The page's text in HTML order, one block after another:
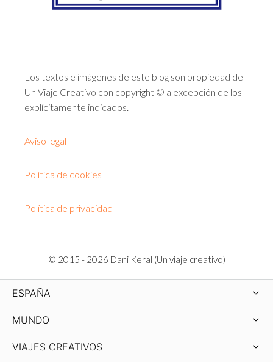
Los textos e imágenes de este blog son propiedad de
Un Viaje Creativo con copyright © a excepción de los
explícitamente indicados.
Aviso legal
Política de cookies
Política de privacidad
© 2015 - 2026 Dani Keral (Un viaje creativo)
ESPAÑA
MUNDO
VIAJES CREATIVOS